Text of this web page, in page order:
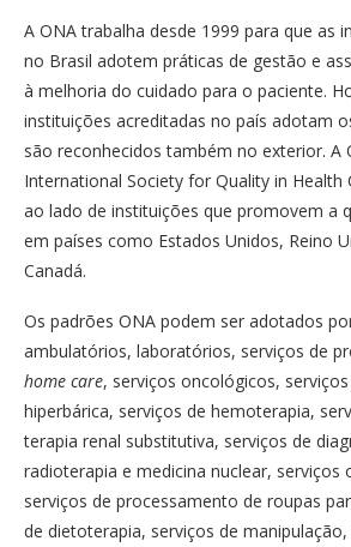
A ONA trabalha desde 1999 para que as
no Brasil adotem práticas de gestão e
à melhoria do cuidado para o paciente.
instituições acreditadas no país adotam
são reconhecidos também no exterior. A
International Society for Quality in Health
ao lado de instituições que promovem a
em países como Estados Unidos, Reino
Canadá.
Os padrões ONA podem ser adotados
ambulatórios, laboratórios, serviços de
home care, serviços oncológicos,
hiperbárica, serviços de hemoterapia,
terapia renal substitutiva, serviços de
radioterapia e medicina nuclear, serviços
serviços de processamento de roupas
de dietoterapia, serviços de